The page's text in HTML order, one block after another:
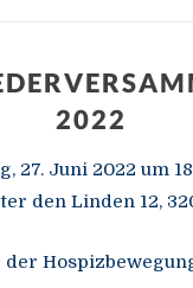
2022
27. Juni 2022 um
den Linden 12,